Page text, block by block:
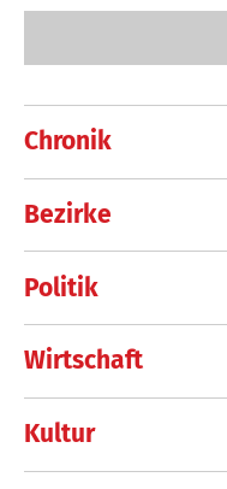
Chronik
Bezirke
Politik
Wirtschaft
Kultur